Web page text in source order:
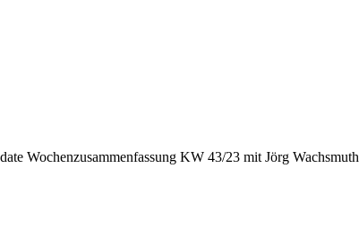
Wochenzusammenfassung KW 43/23 mit Jörg Wachsmuth